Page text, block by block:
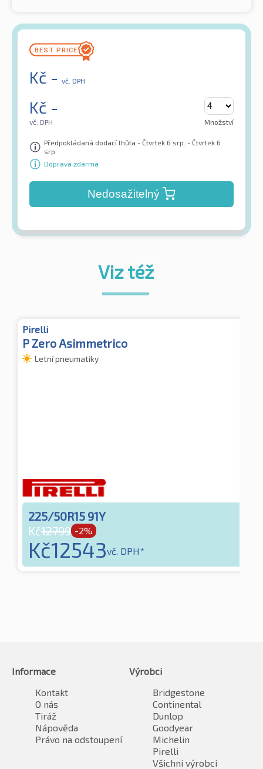
Kč - vč. DPH
Kč -
vč. DPH Množství
Předpokládaná dodací lhůta - Čtvrtek 6 srp. - Čtvrtek 6
srp.
Doprava zdarma
Nedosažitelný
Viz též
Pirelli
P Zero Asimmetrico
Letní pneumatiky
225/50R15 91Y
Kč12799 -2%
Kč12543vč. DPH*
Informace
Kontakt
O nás
Tiráž
Nápověda
Právo na odstoupení
Výrobci
Bridgestone
Continental
Dunlop
Goodyear
Michelin
Pirelli
Všichni výrobci